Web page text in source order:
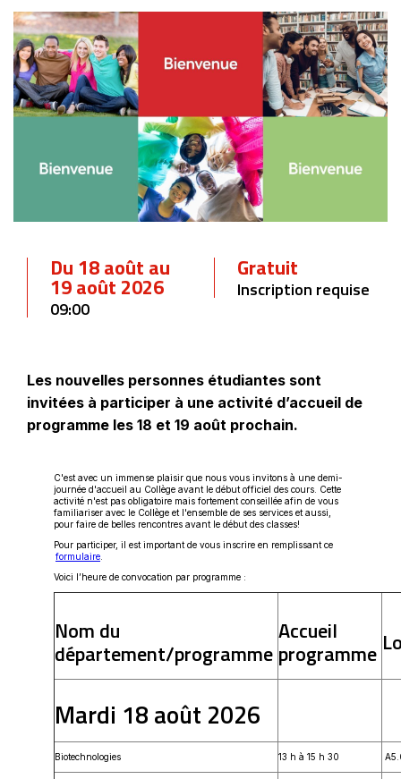
Du 18 août au
19 août 2026
09:00
Gratuit
Inscription requise
Les nouvelles personnes étudiantes sont
invitées à participer à une activité d’accueil de
programme les 18 et 19 août prochain.
C'est avec un immense plaisir que nous vous invitons à une demi-
journée d'accueil au Collège avant le début officiel des cours. Cette
activité n'est pas obligatoire mais fortement conseillée afin de vous
familiariser avec le Collège et l'ensemble de ses services et aussi,
pour faire de belles rencontres avant le début des classes!
Pour participer, il est important de vous inscrire en remplissant ce
formulaireCe
s'ouvrira
dans
fenêtre
Voici l’heure de convocation par programme :
Nom du
département/programme
Accueil
programme
Mardi 18 août 2026
Biotechnologies 13 h à 15 h 30